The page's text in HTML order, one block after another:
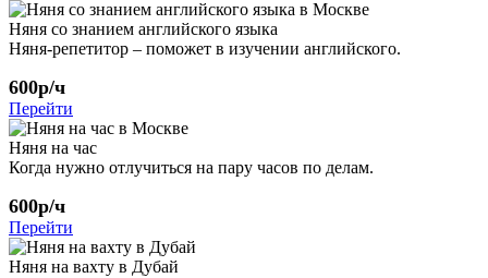
Няня со знанием английского языка
Няня-репетитор – поможет в изучении английского.
600р/ч
Перейти
Няня на час
Когда нужно отлучиться на пару часов по делам.
600р/ч
Перейти
Няня на вахту в Дубай